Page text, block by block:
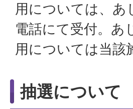
用については、あ
電話にて受付。あ
用については当該
抽選について